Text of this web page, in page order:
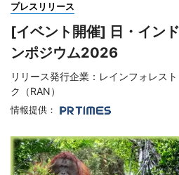
プレスリリース
[イベント開催] 日・イン
ンポジウム2026
リリース発行企業：レインフォレス
ク（RAN）
情報提供：